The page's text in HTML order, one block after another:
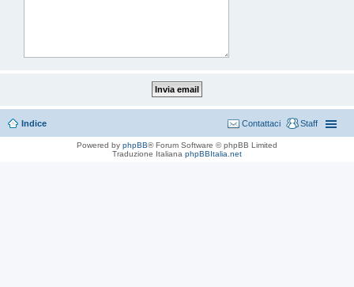
Indice Staff
Contattaci
Powered by phpBB® Forum Software © phpBB Limited
Traduzione Italiana phpBBItalia.net